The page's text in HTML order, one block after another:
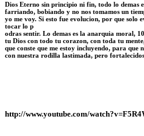
Dios Eterno sin principio ni fin, todo lo demas
farriando, bobiando y no nos tomamos un
yo me voy. Si esto fue evolucion, por que solo
tocar lo p
odras sentir. Lo demas es la anarquia moral,
tu Dios con todo tu corazon, con toda tu
que conste que me estoy incluyendo, para
con nuestra rodilla lastimada, pero
http://www.youtube.com/